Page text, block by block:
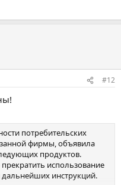
#12
потребительских
фирмы, объявила
продуктов.
использование
инструкций.